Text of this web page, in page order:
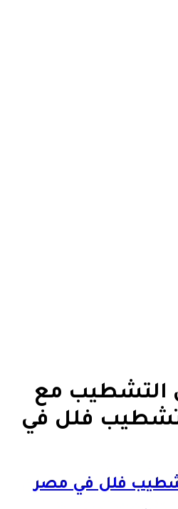
التشطيب مع
فلل في
فلل في مصر